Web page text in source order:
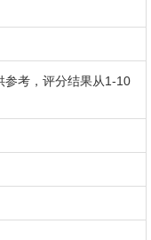
参考，评分结果从1-10